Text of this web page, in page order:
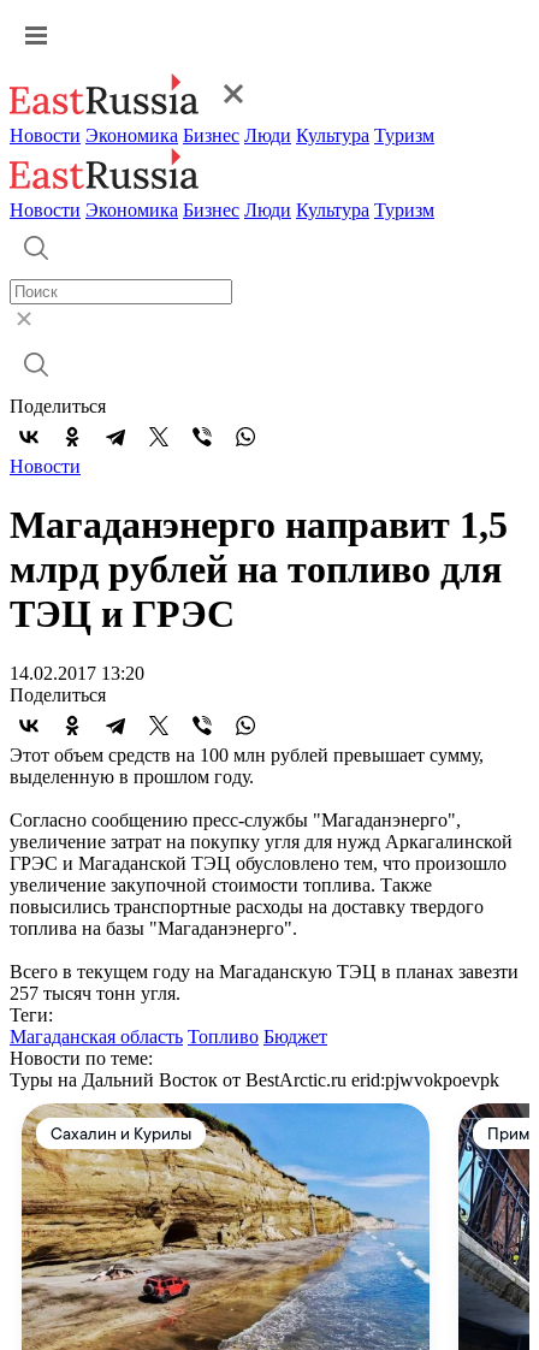
Новости Экономика Бизнес Люди Культура Туризм
Новости Экономика Бизнес Люди Культура Туризм
Поделиться
Новости
Магаданэнерго направит 1,5
млрд рублей на топливо для
ТЭЦ и ГРЭС
14.02.2017 13:20
Поделиться
Этот объем средств на 100 млн рублей превышает сумму,
выделенную в прошлом году.
Согласно сообщению пресс-службы "Магаданэнерго",
увеличение затрат на покупку угля для нужд Аркагалинской
ГРЭС и Магаданской ТЭЦ обусловлено тем, что произошло
увеличение закупочной стоимости топлива. Также
повысились транспортные расходы на доставку твердого
топлива на базы "Магаданэнерго".
Всего в текущем году на Магаданскую ТЭЦ в планах завезти
257 тысяч тонн угля.
Теги:
Магаданская область Топливо Бюджет
Новости по теме:
Туры на Дальний Восток от BestArctic.ru erid:pjwvokpoevpk